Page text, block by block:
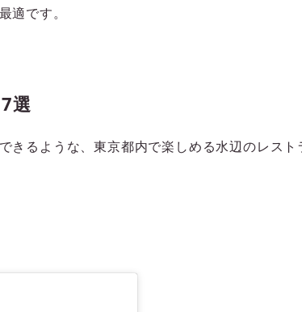
適です。
選
きるような、東京都内で楽しめる水辺のレスト